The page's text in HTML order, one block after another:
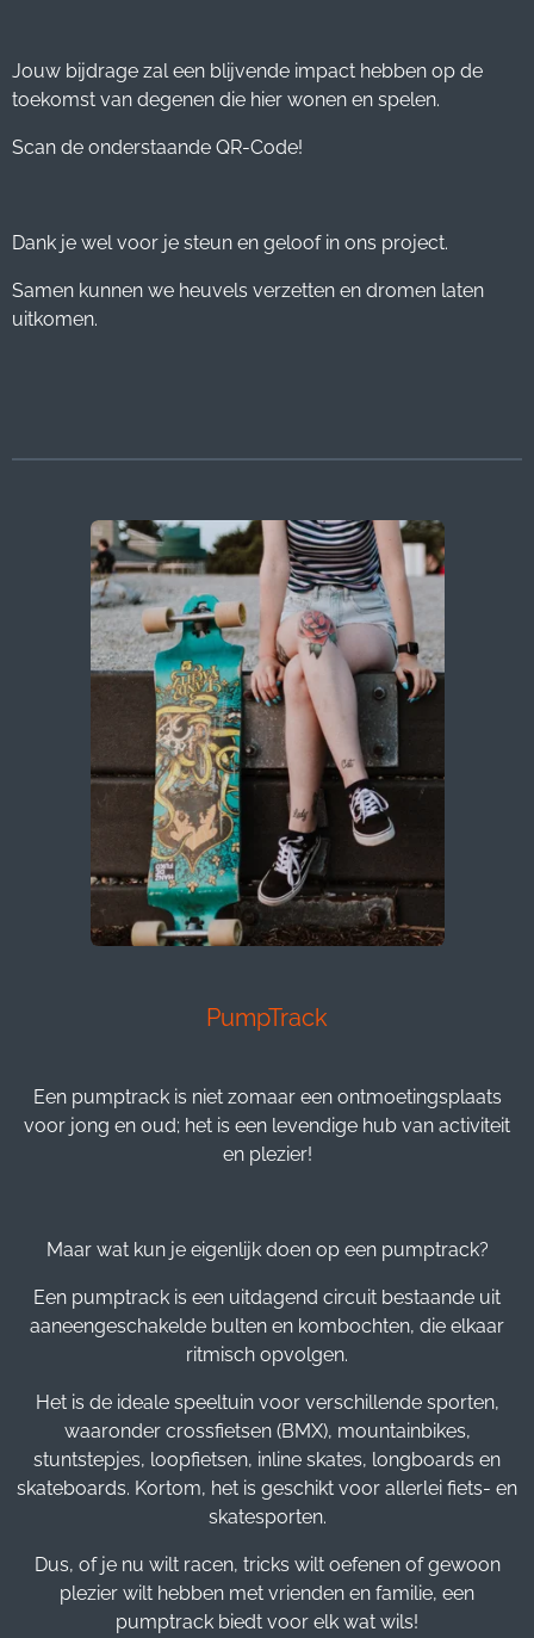
Jouw bijdrage zal een blijvende impact hebben op de
toekomst van degenen die hier wonen en spelen.
Scan de onderstaande QR-Code!
Dank je wel voor je steun en geloof in ons project.
Samen kunnen we heuvels verzetten en dromen laten
uitkomen.
PumpTrack
Een pumptrack is niet zomaar een ontmoetingsplaats
voor jong en oud; het is een levendige hub van activiteit
en plezier!
Maar wat kun je eigenlijk doen op een pumptrack?
Een pumptrack is een uitdagend circuit bestaande uit
aaneengeschakelde bulten en kombochten, die elkaar
ritmisch opvolgen.
Het is de ideale speeltuin voor verschillende sporten,
waaronder crossfietsen (BMX), mountainbikes,
stuntstepjes, loopfietsen, inline skates, longboards en
skateboards. Kortom, het is geschikt voor allerlei fiets- en
skatesporten.
Dus, of je nu wilt racen, tricks wilt oefenen of gewoon
plezier wilt hebben met vrienden en familie, een
pumptrack biedt voor elk wat wils!